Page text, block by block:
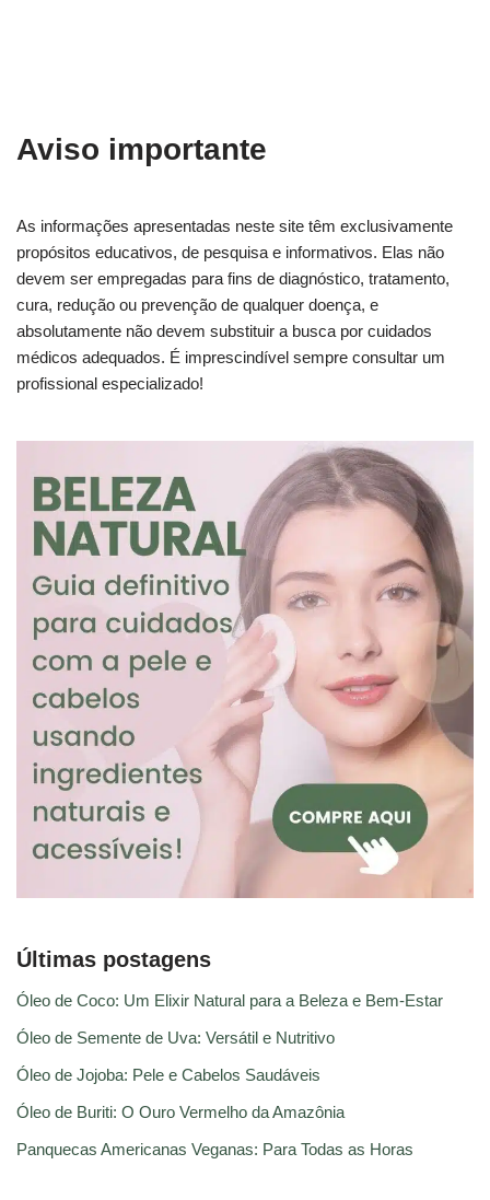
Aviso importante
As informações apresentadas neste site têm exclusivamente
propósitos educativos, de pesquisa e informativos. Elas não
devem ser empregadas para fins de diagnóstico, tratamento,
cura, redução ou prevenção de qualquer doença, e
absolutamente não devem substituir a busca por cuidados
médicos adequados. É imprescindível sempre consultar um
profissional especializado!
Últimas postagens
Óleo de Coco: Um Elixir Natural para a Beleza e Bem-Estar
Óleo de Semente de Uva: Versátil e Nutritivo
Óleo de Jojoba: Pele e Cabelos Saudáveis
Óleo de Buriti: O Ouro Vermelho da Amazônia
Panquecas Americanas Veganas: Para Todas as Horas